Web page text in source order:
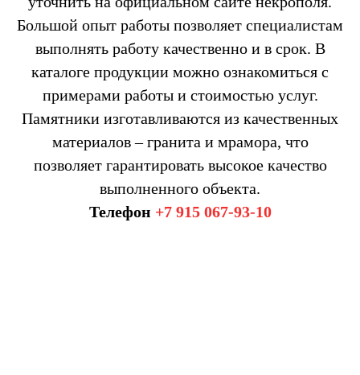
Большой опыт работы позволяет специалистам
выполнять работу качественно и в срок. В
каталоге продукции можно ознакомиться с
примерами работы и стоимостью услуг.
Памятники изготавливаются из качественных
материалов – гранита и мрамора, что
позволяет гарантировать высокое качество
выполненного объекта.
Телефон +7 915 067-93-10